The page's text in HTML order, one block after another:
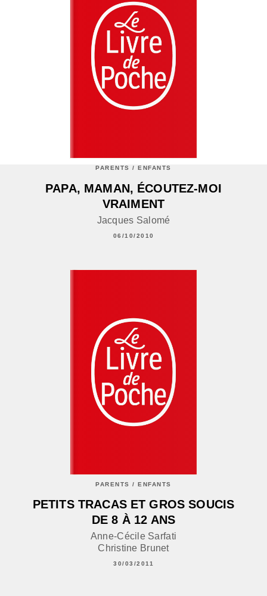
PARENTS / ENFANTS
PAPA, MAMAN, ÉCOUTEZ-MOI
VRAIMENT
Jacques Salomé
06/10/2010
PARENTS / ENFANTS
PETITS TRACAS ET GROS SOUCIS
DE 8 À 12 ANS
Anne-Cécile Sarfati
Christine Brunet
30/03/2011